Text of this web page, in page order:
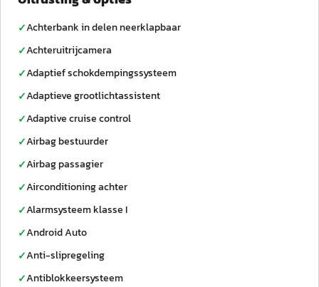
✓Achterbank in delen neerklapbaar
✓Achteruitrijcamera
✓Adaptief schokdempingssysteem
✓Adaptieve grootlichtassistent
✓Adaptive cruise control
✓Airbag bestuurder
✓Airbag passagier
✓Airconditioning achter
✓Alarmsysteem klasse I
✓Android Auto
✓Anti-slipregeling
✓Antiblokkeersysteem